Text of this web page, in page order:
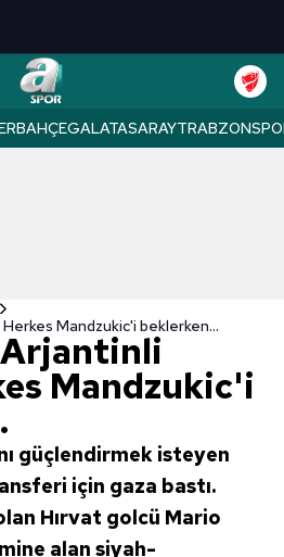
GALATASARAY
Mandzukic'i beklerken...
Mandzukic'i
güçlendirmek isteyen
için gaza bastı.
Hırvat golcü Mario
alan siyah-